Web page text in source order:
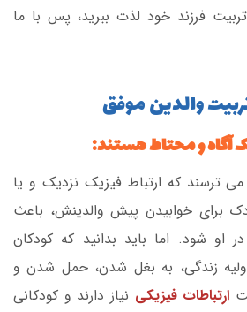
فرزند خود لذت ببرید، پس با ما
والدین موفق
ترسند که ارتباط فیزیک نزدیک و یا
برای خوابیدن پیش والدینش، باعث
او شود. اما باید بدانید که کودکان
زندگی، به بغل شدن، حمل شدن و
ارتباطات فیزیکی نیاز دارند و کودکانی